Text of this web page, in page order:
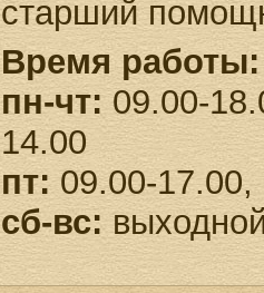
старший
Время работы:
пн-чт:09.00-
14.00
пт:09.00-17.00,
сб-вс: